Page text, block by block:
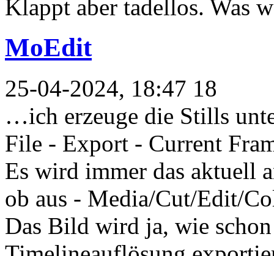
Klappt aber tadellos. Was
MoEdit
25-04-2024, 18:47 18
…ich erzeuge die Stills
File - Export - Current
Es wird immer das aktuell
ob aus - Media/Cut/Edit/
Das Bild wird ja, wie